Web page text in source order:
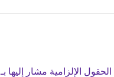
الحقول الإلزامية مشار إليها بـ